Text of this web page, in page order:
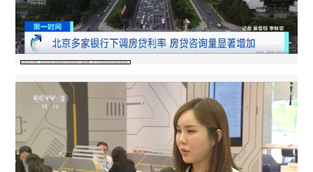
记者在走访中发现，目前北京地区已有多家银行对房贷利率进行了最新调整，客户对于房贷利率的咨询量也显著增加。